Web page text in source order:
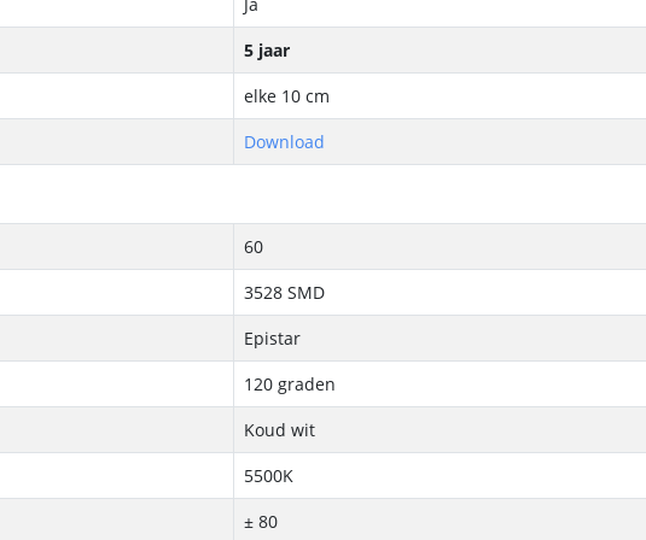
5 jaar
elke 10 cm
Download
60
3528 SMD
Epistar
120 graden
Koud wit
5500K
± 80